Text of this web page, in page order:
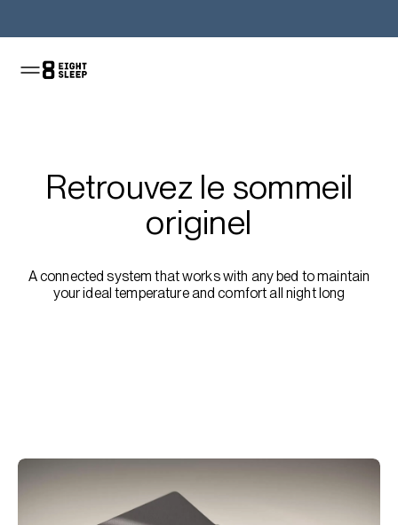
Retrouvez le sommeil
originel
A connected system that works with any bed to maintain
your ideal temperature and comfort all night long